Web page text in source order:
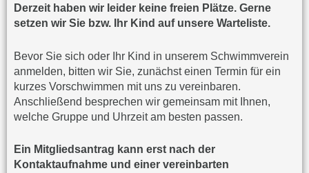
Derzeit haben wir leider keine freien Plätze. Gerne
setzen wir Sie bzw. Ihr Kind auf unsere Warteliste.
Bevor Sie sich oder Ihr Kind in unserem Schwimmverein
anmelden, bitten wir Sie, zunächst einen Termin für ein
kurzes Vorschwimmen mit uns zu vereinbaren.
Anschließend besprechen wir gemeinsam mit Ihnen,
welche Gruppe und Uhrzeit am besten passen.
Ein Mitgliedsantrag kann erst nach der
Kontaktaufnahme und einer vereinbarten